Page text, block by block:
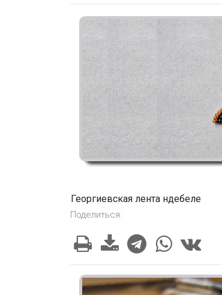
Георгиевская лента ндебеле
Поделиться: